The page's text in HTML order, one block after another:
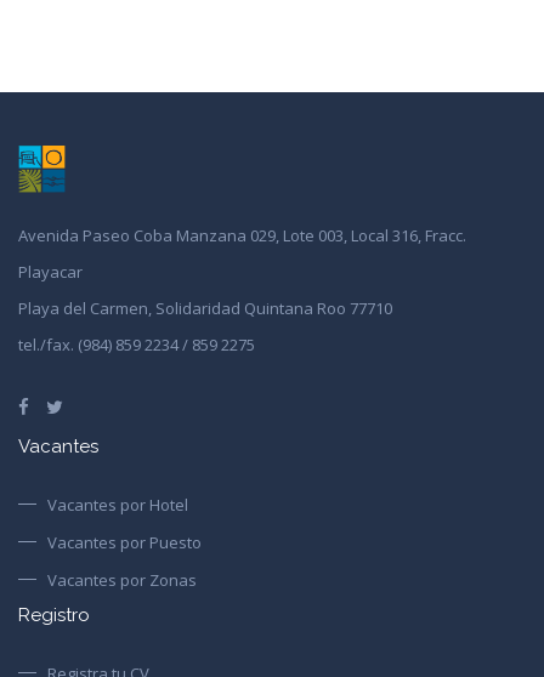
Avenida Paseo Coba Manzana 029, Lote 003, Local 316, Fracc.
Playacar
Playa del Carmen, Solidaridad Quintana Roo 77710
tel./fax. (984) 859 2234 / 859 2275
Vacantes
Vacantes por Hotel
Vacantes por Puesto
Vacantes por Zonas
Registro